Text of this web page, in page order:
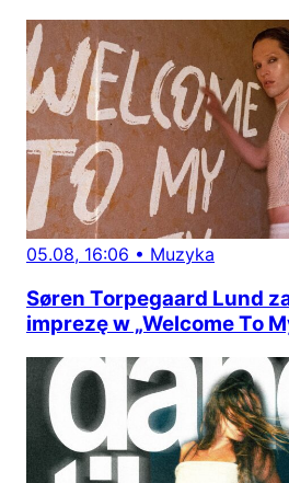
05.08, 16:06 • Muzyka
Søren Torpegaard Lund
imprezę w „Welcome To